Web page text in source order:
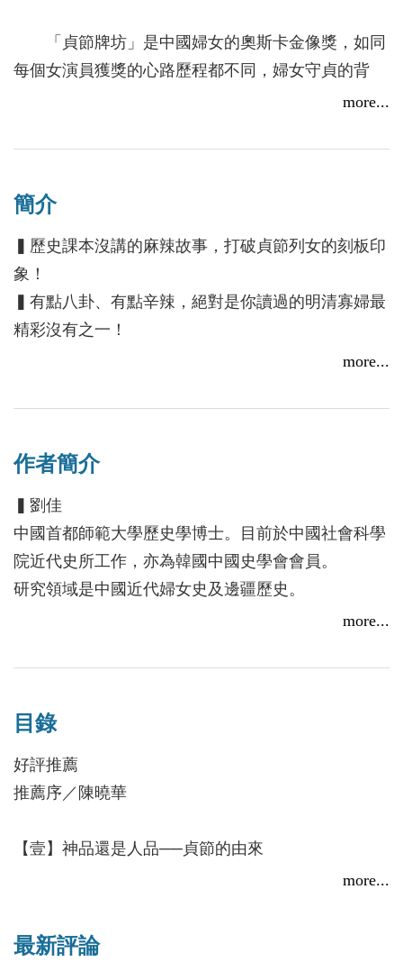
【活動速報】2017台北國際書展秀威中外歷史線 立足
本土、放眼世界
2017/01/26
2017台北國際書展，秀威活動搶先看！
2017/01/11
「貞節牌坊」是中國婦女的奧斯卡金像獎，如同
每個女演員獲獎的心路歷程都不同，婦女守貞的背
後，也有著千奇百怪的理由，有的為名、有人為利，
實？！想搞清楚守貞是怎麼一回事，這本書是你的最
作者以通俗易讀的文筆呈現明代節婦的各類形
貌，描繪出明代庶民社會的多元圖像，有助於後人突
破對於節婦生活的刻板印象，並了解歷史本身的複雜
性，而最終協助讀者去探究人性、道德與社會規範在
年的經驗，深感現有的歷史教科書離學生的精神世界
歷史事件離現在學生的生活經驗太遠，難以與現代視
野與價值對話，皆讓中學生難以親近「歷史」，讓歷
史始終成為背科，而不是有趣的知識。「貞潔只是個
傳說－你不知道的明清寡婦故事」轉譯歷史文獻為現
代視角，讓讀者得以親近歷史場景，輕鬆詼諧的口吻
中學教師
本書追溯中國漢族遠古傳說中的性別觀，並探究
《女誡》等的「製作背景」，將明清時代的貞節觀進
今通俗的網路用語，讓讀者同理認知「高大上」的貞
節故事。這不僅是一本雅俗皆能覽閱「史普書」，也
女子高級中學教師
more...
簡介
▍歷史課本沒講的麻辣故事，打破貞節列女的刻板印
象！
▍有點八卦、有點辛辣，絕對是你讀過的明清寡婦最
精彩沒有之一！
家的寡婦
性相戀者
☆有「擔心」教書先生夜晚太寂寞，主動提供陪睡服
務的寡婦
☆有為了讓家裡經濟改善而選擇改嫁的寡婦……
清時代多樣且自由的女性面貌，也讓這些原本埋藏在
以中國近代史與婦女史研究的專業，加上對於普及書
再從社會功能的角度，一一分析貞節列女現象的合理
性和人們對道德的實用主義態度。究竟褒揚「貞節」
的作用如何？本書可為讀者提示出更多元反思的空
more...
作者簡介
▍劉佳
中國首都師範大學歷史學博士。目前於中國社會科學
院近代史所工作，亦為韓國中國史學會會員。
研究領域是中國近代婦女史及邊疆歷史。
中國北京師範大學課程與教學論碩士。現任職於北京
作，曾發表多篇學術論文、時評及散文。
more...
目錄
好評推薦
推薦序／陳曉華
【壹】神品還是人品──貞節的由來
從《周易》的乾坤陰陽對應男女關係
貞節來自於處女情結
more...
最新評論